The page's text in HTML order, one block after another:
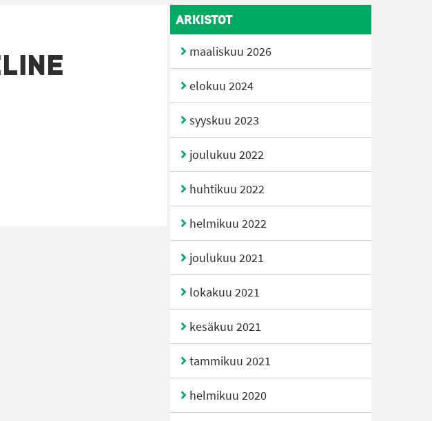
ARKISTOT
maaliskuu 2026
elokuu 2024
syyskuu 2023
joulukuu 2022
huhtikuu 2022
helmikuu 2022
joulukuu 2021
lokakuu 2021
kesäkuu 2021
tammikuu 2021
helmikuu 2020